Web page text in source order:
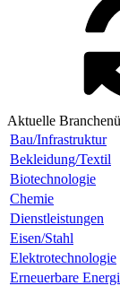
Aktuelle
Bau/Infrastruktur
Bekleidung/Textil
Biotechnologie
Chemie
Dienstleistungen
Eisen/Stahl
Elektrotechnologie
Erneuerbare